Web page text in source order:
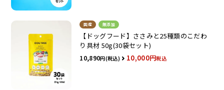
国産 無添加
【ドッグフード】ささみと25種類のこだわ
り具材 50g(30袋セット)
10,890 10,000 税込